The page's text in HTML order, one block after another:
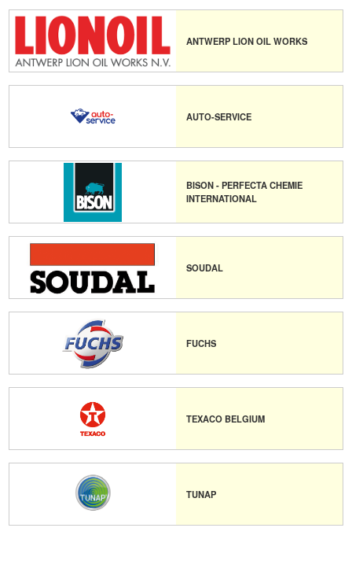
ANTWERP LION OIL WORKS
AUTO-SERVICE
BISON - PERFECTA CHEMIE
INTERNATIONAL
SOUDAL
FUCHS
TEXACO BELGIUM
TUNAP